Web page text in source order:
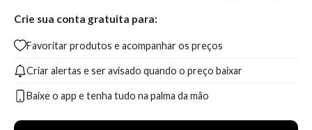
Crie sua conta gratuita para:
Favoritar produtos e acompanhar os preços
Criar alertas e ser avisado quando o preço baixar
Baixe o app e tenha tudo na palma da mão